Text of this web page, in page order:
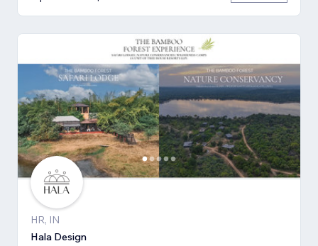
HR, IN
Hala Design